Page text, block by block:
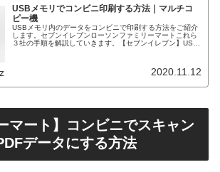
USBメモリでコンビニ印刷する方法｜マルチコ
ピー機
USBメモリ内のデータをコンビニで印刷する方法をご紹介
します。セブンイレブンローソンファミリーマートこれら
３社の手順を解説していきます。【セブンイレブン】USB
2020.11.12
マート】コンビニでスキャン
データにする方法